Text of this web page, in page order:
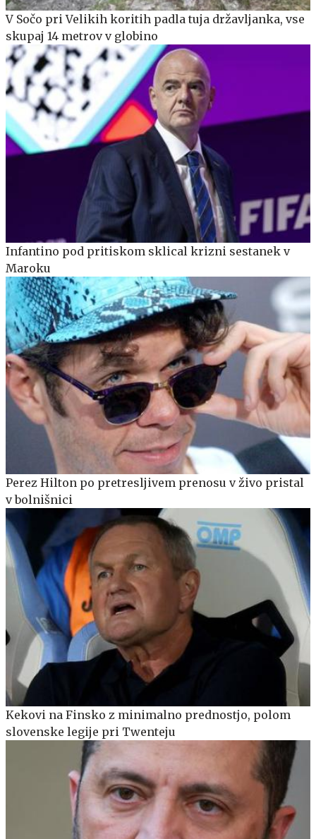
V Sočo pri Velikih koritih padla tuja državljanka, vse
skupaj 14 metrov v globino
Infantino pod pritiskom sklical krizni sestanek v
Maroku
Perez Hilton po pretresljivem prenosu v živo pristal
v bolnišnici
Kekovi na Finsko z minimalno prednostjo, polom
slovenske legije pri Twenteju